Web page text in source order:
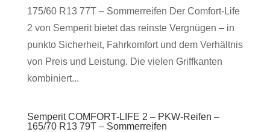
175/60 R13 77T – Sommerreifen Der Comfort-Life
2 von Semperit bietet das reinste Vergnügen – in
punkto Sicherheit, Fahrkomfort und dem Verhältnis
von Preis und Leistung. Die vielen Griffkanten
kombiniert...
Semperit COMFORT-LIFE 2 – PKW-Reifen –
165/70 R13 79T – Sommerreifen